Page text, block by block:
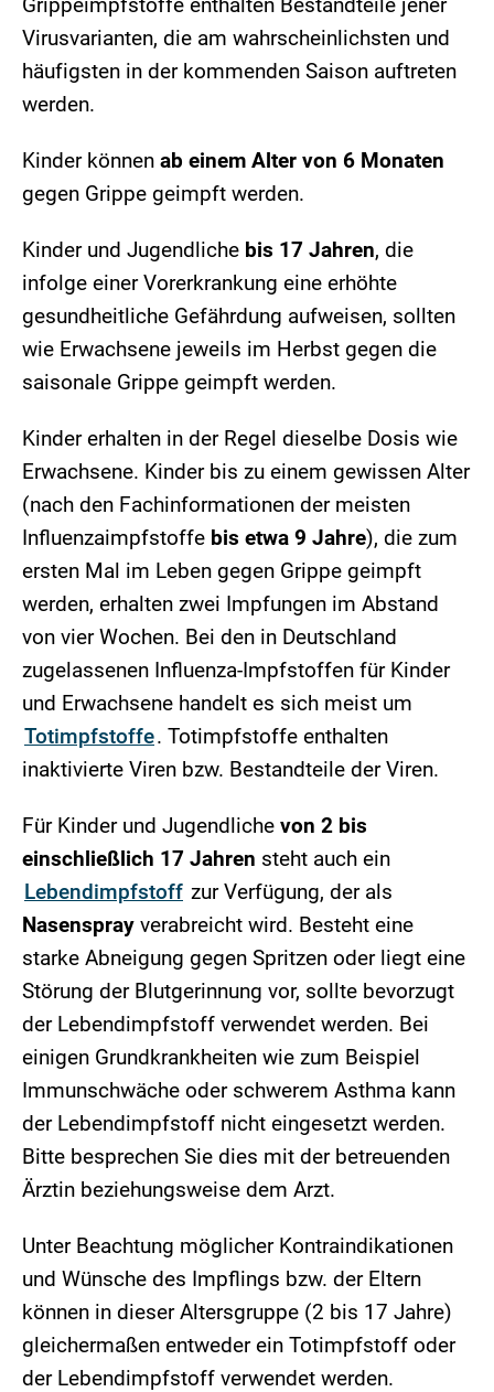
Virusvarianten, die am wahrscheinlichsten und
häufigsten in der kommenden Saison auftreten
werden.
Kinder können ab einem Alter von 6 Monaten
gegen Grippe geimpft werden.
Kinder und Jugendliche bis 17 Jahren, die
infolge einer Vorerkrankung eine erhöhte
gesundheitliche Gefährdung aufweisen, sollten
wie Erwachsene jeweils im Herbst gegen die
saisonale Grippe geimpft werden.
Kinder erhalten in der Regel dieselbe Dosis wie
Erwachsene. Kinder bis zu einem gewissen Alter
(nach den Fachinformationen der meisten
Influenzaimpfstoffe bis etwa 9 Jahre), die zum
ersten Mal im Leben gegen Grippe geimpft
werden, erhalten zwei Impfungen im Abstand
von vier Wochen. Bei den in Deutschland
zugelassenen Influenza-Impfstoffen für Kinder
und Erwachsene handelt es sich meist um
Totimpfstoffe. Totimpfstoffe enthalten
inaktivierte Viren bzw. Bestandteile der Viren.
Für Kinder und Jugendliche von 2 bis
einschließlich 17 Jahren steht auch ein
Lebendimpfstoff zur Verfügung, der als
Nasenspray verabreicht wird. Besteht eine
starke Abneigung gegen Spritzen oder liegt eine
Störung der Blutgerinnung vor, sollte bevorzugt
der Lebendimpfstoff verwendet werden. Bei
einigen Grundkrankheiten wie zum Beispiel
Immunschwäche oder schwerem Asthma kann
der Lebendimpfstoff nicht eingesetzt werden.
Bitte besprechen Sie dies mit der betreuenden
Ärztin beziehungsweise dem Arzt.
Unter Beachtung möglicher Kontraindikationen
und Wünsche des Impflings bzw. der Eltern
können in dieser Altersgruppe (2 bis 17 Jahre)
gleichermaßen entweder ein Totimpfstoff oder
der Lebendimpfstoff verwendet werden.